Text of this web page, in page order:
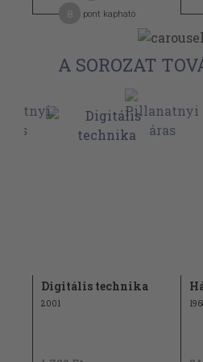
pont kapható
A SOROZAT
Digitális technika
2001